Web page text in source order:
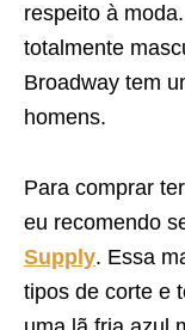
respeito à
totalmente
Broadway tem
homens.
Para comprar
eu recomendo
Supply. Essa
tipos de corte e